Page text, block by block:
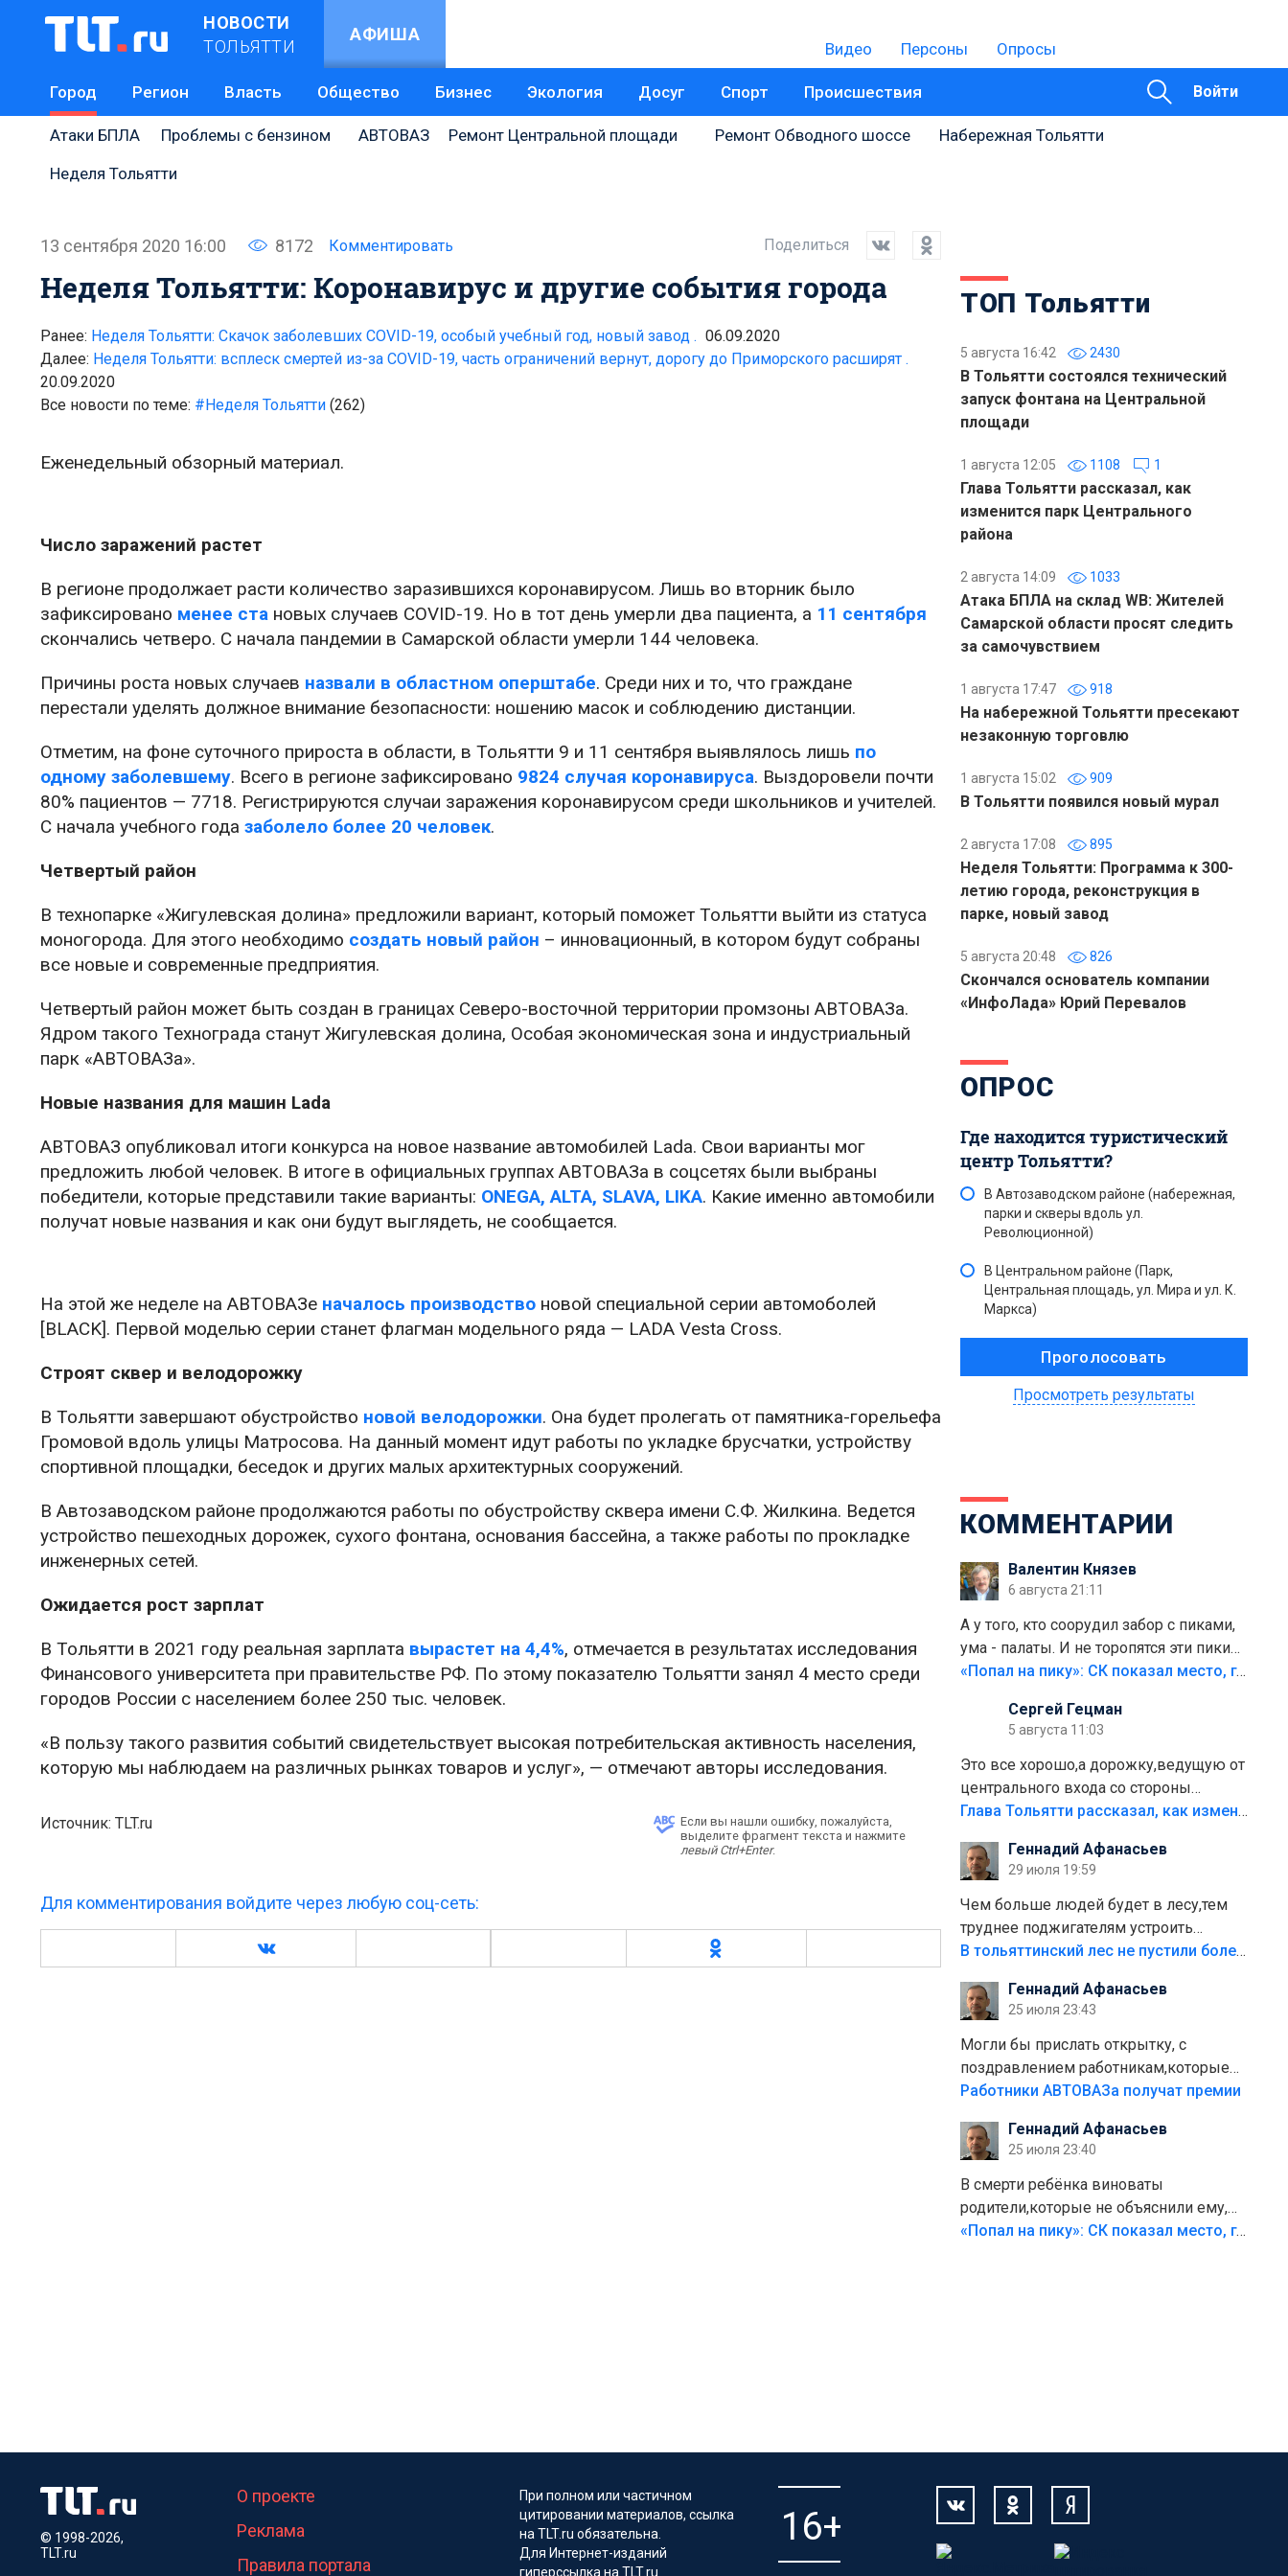
НОВОСТИ
ТОЛЬЯТТИ
АФИША
Видео Персоны Опросы
Город Регион Власть Общество Бизнес Экология Досуг Спорт Происшествия Войти
Атаки БПЛА Проблемы с бензином АВТОВАЗ Ремонт Центральной площади Ремонт Обводного шоссе
Набережная Тольятти
Неделя Тольятти
13 сентября 2020 16:00 8172 Комментировать Поделиться
Неделя Тольятти: Коронавирус и другие события города
Ранее: Неделя Тольятти: Скачок заболевших COVID-19, особый учебный год, новый завод . 06.09.2020
Далее: Неделя Тольятти: всплеск смертей из-за COVID-19, часть ограничений вернут, дорогу до Приморского расширят .
20.09.2020
Все новости по теме: #Неделя Тольятти (262)
Еженедельный обзорный материал.
Число заражений растет
В регионе продолжает расти количество заразившихся коронавирусом. Лишь во вторник было
зафиксировано менее ста новых случаев COVID-19. Но в тот день умерли два пациента, а 11 сентября
скончались четверо. С начала пандемии в Самарской области умерли 144 человека.
Причины роста новых случаев назвали в областном оперштабе. Среди них и то, что граждане
перестали уделять должное внимание безопасности: ношению масок и соблюдению дистанции.
Отметим, на фоне суточного прироста в области, в Тольятти 9 и 11 сентября выявлялось лишь по
одному заболевшему. Всего в регионе зафиксировано 9824 случая коронавируса. Выздоровели почти
80% пациентов — 7718. Регистрируются случаи заражения коронавирусом среди школьников и учителей.
С начала учебного года заболело более 20 человек.
Четвертый район
В технопарке «Жигулевская долина» предложили вариант, который поможет Тольятти выйти из статуса
моногорода. Для этого необходимо создать новый район – инновационный, в котором будут собраны
все новые и современные предприятия.
Четвертый район может быть создан в границах Северо-восточной территории промзоны АВТОВАЗа.
Ядром такого Технограда станут Жигулевская долина, Особая экономическая зона и индустриальный
парк «АВТОВАЗа».
Новые названия для машин Lada
АВТОВАЗ опубликовал итоги конкурса на новое название автомобилей Lada. Свои варианты мог
предложить любой человек. В итоге в официальных группах АВТОВАЗа в соцсетях были выбраны
победители, которые представили такие варианты: ONEGA, ALTA, SLAVA, LIKA. Какие именно автомобили
получат новые названия и как они будут выглядеть, не сообщается.
На этой же неделе на АВТОВАЗе началось производство новой специальной серии автомоболей
[BLACK]. Первой моделью серии станет флагман модельного ряда — LADA Vesta Cross.
Строят сквер и велодорожку
В Тольятти завершают обустройство новой велодорожки. Она будет пролегать от памятника-горельефа
Громовой вдоль улицы Матросова. На данный момент идут работы по укладке брусчатки, устройству
спортивной площадки, беседок и других малых архитектурных сооружений.
В Автозаводском районе продолжаются работы по обустройству сквера имени С.Ф. Жилкина. Ведется
устройство пешеходных дорожек, сухого фонтана, основания бассейна, а также работы по прокладке
инженерных сетей.
Ожидается рост зарплат
В Тольятти в 2021 году реальная зарплата вырастет на 4,4%, отмечается в результатах исследования
Финансового университета при правительстве РФ. По этому показателю Тольятти занял 4 место среди
городов России с населением более 250 тыс. человек.
«В пользу такого развития событий свидетельствует высокая потребительская активность населения,
которую мы наблюдаем на различных рынках товаров и услуг», — отмечают авторы исследования.
Источник: TLT.ru
Если вы нашли ошибку, пожалуйста,
выделите фрагмент текста и нажмите
левый Ctrl+Enter.
Для комментирования войдите через любую соц-сеть:
ТОП Тольятти
5 августа 16:42 2430
В Тольятти состоялся технический
запуск фонтана на Центральной
площади
1 августа 12:05 1108 1
Глава Тольятти рассказал, как
изменится парк Центрального
района
2 августа 14:09 1033
Атака БПЛА на склад WB: Жителей
Самарской области просят следить
за самочувствием
1 августа 17:47 918
На набережной Тольятти пресекают
незаконную торговлю
1 августа 15:02 909
В Тольятти появился новый мурал
2 августа 17:08 895
Неделя Тольятти: Программа к 300-
летию города, реконструкция в
парке, новый завод
5 августа 20:48 826
Скончался основатель компании
«ИнфоЛада» Юрий Перевалов
ОПРОС
Где находится туристический
центр Тольятти?
В Автозаводском районе (набережная,
парки и скверы вдоль ул.
Революционной)
В Центральном районе (Парк,
Центральная площадь, ул. Мира и ул. К.
Маркса)
Просмотреть результаты
КОММЕНТАРИИ
Валентин Князев
6 августа 21:11
А у того, кто соорудил забор с пиками,
ума - палаты. И не торопятся эти пики
срезать
«Попал на пику»: СК показал место, где был смертельно травмирован ребенок в Тольятти
Сергей Гецман
5 августа 11:03
Это все хорошо,а дорожку,ведущую от
центрального входа со стороны
кафе"Мираж" к аттракционам слабо
плитки не хватило,т.к.осенью и зимой
лежала в парке и испортилась.Да
еще,видимо,часть украли.
Глава Тольятти рассказал, как изменится парк Центрального района
Геннадий Афанасьев
29 июля 19:59
Чем больше людей будет в лесу,тем
труднее поджигателям устроить
пожар.Тех кто разводит костры,тех
полно стоит,почему водители всё
равно едут в лес? Штрафы мизерные.
В тольяттинский лес не пустили более тысячи автомобилей
Геннадий Афанасьев
25 июля 23:43
Могли бы прислать открытку, с
поздравлением работникам,которые
больше сорока лет отработали на
Работники АВТОВАЗа получат премии
Геннадий Афанасьев
25 июля 23:40
В смерти ребёнка виноваты
родители,которые не объяснили ему,
что такое хорошо и что такое плохо!
«Попал на пику»: СК показал место, где был смертельно травмирован ребенок в Тольятти
© 1998-2026,
TLT.ru
О проекте
Реклама
Правила портала
При полном или частичном
цитировании материалов, ссылка
на TLT.ru обязательна.
Для Интернет-изданий
гиперссылка на TLT.ru